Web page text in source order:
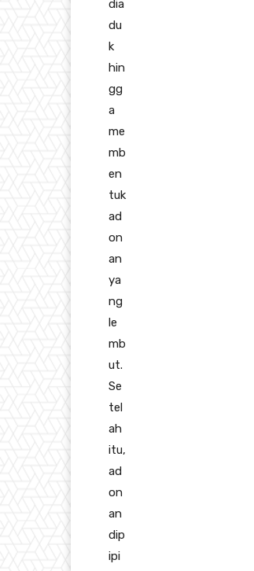
dia
du
k
hin
gg
a
me
mb
en
tuk
ad
on
an
ya
ng
le
mb
ut.
Se
tel
ah
itu,
ad
on
an
dip
ipi